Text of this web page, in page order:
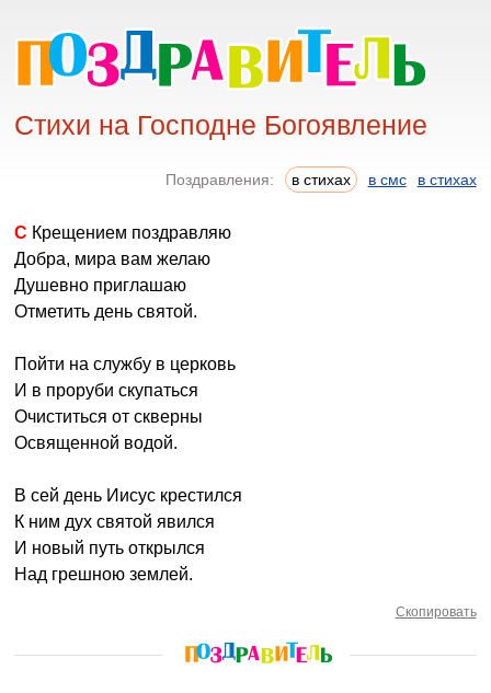
Стихи на Господне Богоявление
Поздравления: в стихах в смс в стихах
С Крещением поздравляю
Добра, мира вам желаю
Душевно приглашаю
Отметить день святой.
Пойти на службу в церковь
И в проруби скупаться
Очиститься от скверны
Освященной водой.
В сей день Иисус крестился
К ним дух святой явился
И новый путь открылся
Над грешною землей.
Скопировать